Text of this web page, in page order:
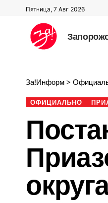
Пятница, 7 Авг 2026
За!Информ >
ОФИЦИАЛЬНО